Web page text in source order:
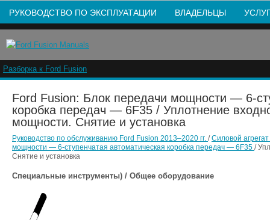
РУКОВОДСТВО ПО ЭКСПЛУАТАЦИИ ВЛАДЕЛЬЦЫ
Разборка к Ford Fusion
Ford Fusion: Блок передачи мощности — 6-
коробка передач — 6F35 / Уплотнение
мощности. Снятие и установка
Руководство по обслуживанию Ford Fusion 2013–2020 гг. /Силовой агрегат
мощности — 6-ступенчатая автоматическая коробка передач — 6F35 /
Снятие и установка
Специальные инструменты) / Общее оборудование